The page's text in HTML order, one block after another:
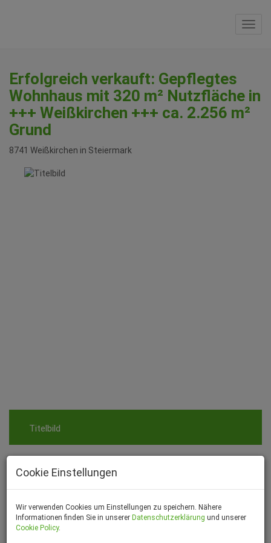
Erfolgreich verkauft: Gepflegtes
Wohnhaus mit 320 m² Nutzfläche in
+++ Weißkirchen +++ ca. 2.256 m²
Grund
8741 Weißkirchen in Steiermark
Beschreibung
Cookie Einstellungen
Wir verwenden Cookies um Einstellungen zu speichern. Nähere
Informationen finden Sie in unserer Datenschutzerklärung und unserer
Cookie Policy.